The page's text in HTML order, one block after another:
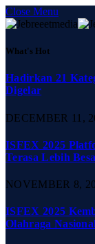
Close Menu
What's Hot
Hadirkan 21
Digelar
DECEMBER 11,
ISFEX 2025
Terasa Lebih
NOVEMBER 8,
ISFEX 2025
Olahraga